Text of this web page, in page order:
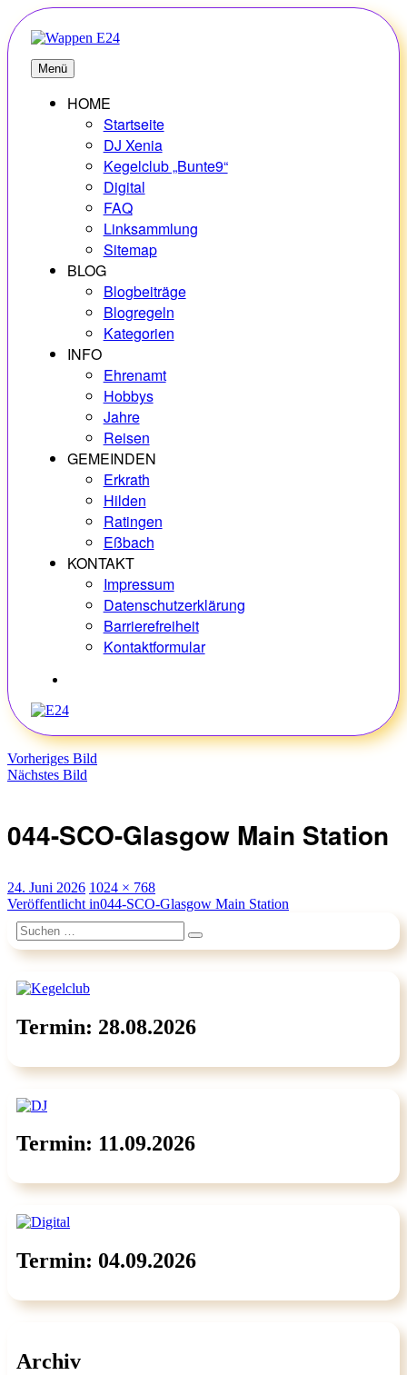
Zum
Inhalt
springen
E24
Erlebnisse – Hobbys – Vielfalt
Menü
HOME
Startseite
DJ Xenia
Kegelclub „Bunte9“
Digital
FAQ
Linksammlung
Sitemap
BLOG
Blogbeiträge
Blogregeln
Kategorien
INFO
Ehrenamt
Hobbys
Jahre
Reisen
GEMEINDEN
Erkrath
Hilden
Ratingen
Eßbach
KONTAKT
Impressum
Datenschutzerklärung
Barrierefreiheit
Kontaktformular
Vorheriges Bild
Nächstes Bild
044-SCO-Glasgow Main Station
Veröffentlicht
am
24. Juni 2026 Originalgröße
1024 × 768
Beitragsnavigation
Veröffentlicht in044-SCO-Glasgow Main Station
Suchen
nach:
Suchen
Termin: 28.08.2026
Termin: 11.09.2026
Termin: 04.09.2026
Archiv